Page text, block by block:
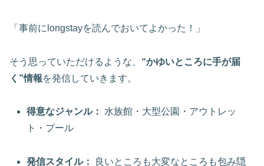
「事前にlongstayを読んでおいてよかった！」
そう思っていただけるような、 “かゆいところに手が届
く”情報を発信していきます。
得意なジャンル：
水族館・大型公園・アウトレッ
ト・プール
発信スタイル：
良いところも大変なところも包み隠